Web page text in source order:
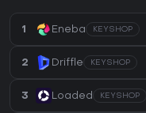
1 Eneba KEYSHOP
2 Driffle KEYSHOP
3 Loaded KEYSHOP